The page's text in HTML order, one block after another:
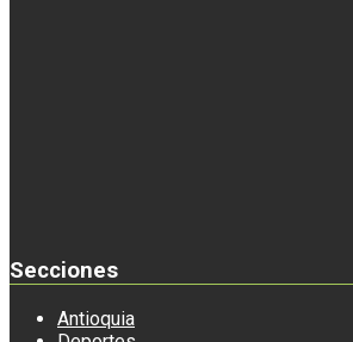
Secciones
Antioquia